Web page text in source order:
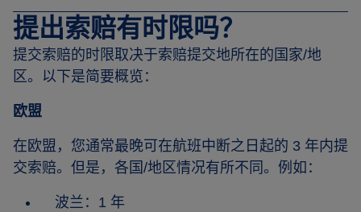
提出索赔有时限吗？
提交索赔的时限取决于索赔提交地所在的国家/地
区。以下是简要概览：
欧盟
在欧盟，您通常最晚可在航班中断之日起的 3 年内提
交索赔。但是，各国/地区情况有所不同。例如：
波兰：1 年